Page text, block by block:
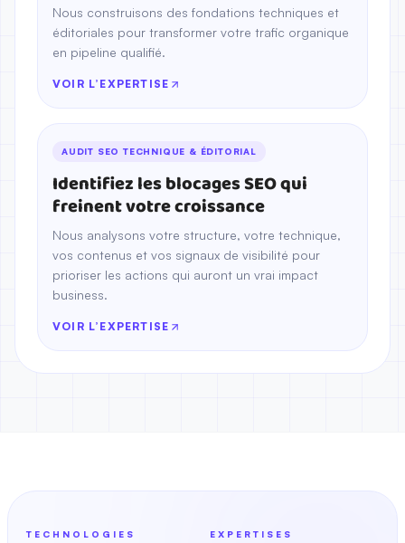
Nous construisons des fondations techniques et
éditoriales pour transformer votre trafic organique
en pipeline qualifié.
VOIR L’EXPERTISE
AUDIT SEO TECHNIQUE & ÉDITORIAL
Identifiez les blocages SEO qui
freinent votre croissance
Nous analysons votre structure, votre technique,
vos contenus et vos signaux de visibilité pour
prioriser les actions qui auront un vrai impact
business.
VOIR L’EXPERTISE
TECHNOLOGIES EXPERTISES